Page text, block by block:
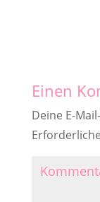
Einen
Deine E-